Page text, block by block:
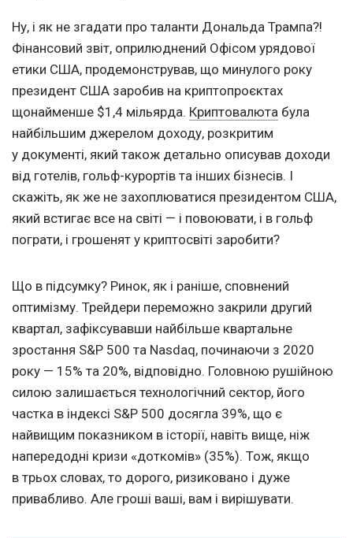
Ну, і як не згадати про таланти Дональда Трампа?!
Фінансовий звіт, оприлюднений Офісом урядової
етики США, продемонстрував, що минулого року
президент США заробив на криптопроєктах
щонайменше $1,4 мільярда. Криптовалюта була
найбільшим джерелом доходу, розкритим
у документі, який також детально описував доходи
від готелів, гольф-курортів та інших бізнесів. І
скажіть, як же не захоплюватися президентом США,
який встигає все на світі — і повоювати, і в гольф
пограти, і грошенят у криптосвіті заробити?
Що в підсумку? Ринок, як і раніше, сповнений
оптимізму. Трейдери переможно закрили другий
квартал, зафіксувавши найбільше квартальне
зростання S&P 500 та Nasdaq, починаючи з 2020
року — 15% та 20%, відповідно. Головною рушійною
силою залишається технологічний сектор, його
частка в індексі S&P 500 досягла 39%, що є
найвищим показником в історії, навіть вище, ніж
напередодні кризи «доткомів» (35%). Тож, якщо
в трьох словах, то дорого, ризиковано і дуже
привабливо. Але гроші ваші, вам і вирішувати.